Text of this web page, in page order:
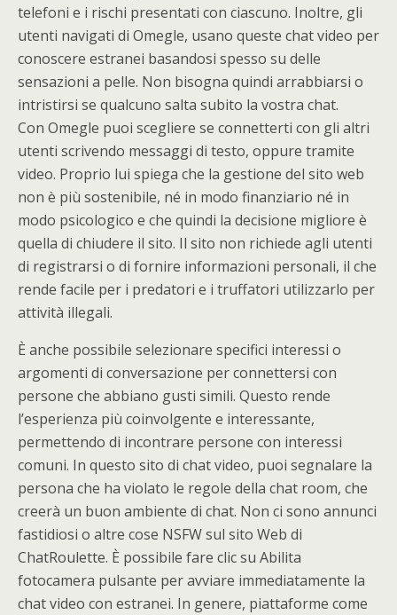
telefoni e i rischi presentati con ciascuno. Inoltre, gli
utenti navigati di Omegle, usano queste chat video per
conoscere estranei basandosi spesso su delle
sensazioni a pelle. Non bisogna quindi arrabbiarsi o
intristirsi se qualcuno salta subito la vostra chat.
Con Omegle puoi scegliere se connetterti con gli altri
utenti scrivendo messaggi di testo, oppure tramite
video. Proprio lui spiega che la gestione del sito web
non è più sostenibile, né in modo finanziario né in
modo psicologico e che quindi la decisione migliore è
quella di chiudere il sito. Il sito non richiede agli utenti
di registrarsi o di fornire informazioni personali, il che
rende facile per i predatori e i truffatori utilizzarlo per
attività illegali.
È anche possibile selezionare specifici interessi o
argomenti di conversazione per connettersi con
persone che abbiano gusti simili. Questo rende
l’esperienza più coinvolgente e interessante,
permettendo di incontrare persone con interessi
comuni. In questo sito di chat video, puoi segnalare la
persona che ha violato le regole della chat room, che
creerà un buon ambiente di chat. Non ci sono annunci
fastidiosi o altre cose NSFW sul sito Web di
ChatRoulette. È possibile fare clic su Abilita
fotocamera pulsante per avviare immediatamente la
chat video con estranei. In genere, piattaforme come